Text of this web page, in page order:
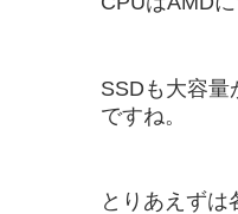
SSDも大容
ですね。
とりあえずは